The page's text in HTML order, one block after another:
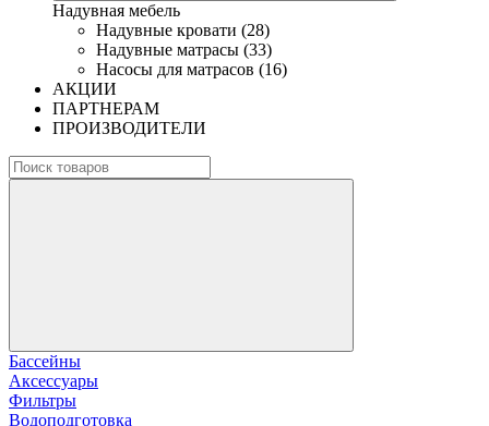
Надувная мебель
Надувные кровати (28)
Надувные матрасы (33)
Насосы для матрасов (16)
АКЦИИ
ПАРТНЕРАМ
ПРОИЗВОДИТЕЛИ
Бассейны
Аксессуары
Фильтры
Водоподготовка